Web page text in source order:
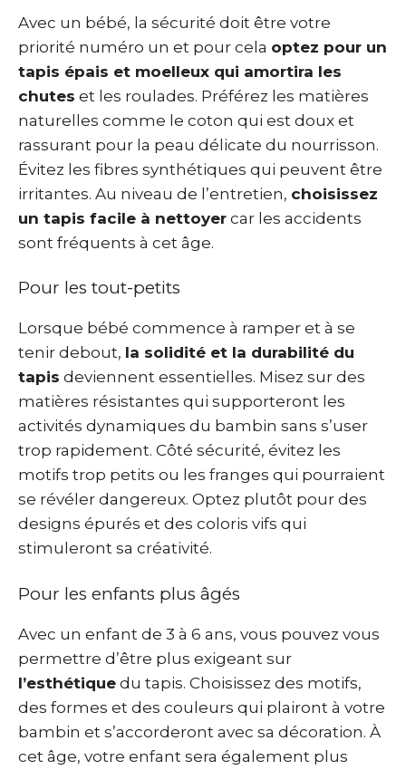
Avec un bébé, la sécurité doit être votre
priorité numéro un et pour cela optez pour un
tapis épais et moelleux qui amortira les
chutes et les roulades. Préférez les matières
naturelles comme le coton qui est doux et
rassurant pour la peau délicate du nourrisson.
Évitez les fibres synthétiques qui peuvent être
irritantes. Au niveau de l’entretien, choisissez
un tapis facile à nettoyer car les accidents
sont fréquents à cet âge.
Pour les tout-petits
Lorsque bébé commence à ramper et à se
tenir debout, la solidité et la durabilité du
tapis deviennent essentielles. Misez sur des
matières résistantes qui supporteront les
activités dynamiques du bambin sans s’user
trop rapidement. Côté sécurité, évitez les
motifs trop petits ou les franges qui pourraient
se révéler dangereux. Optez plutôt pour des
designs épurés et des coloris vifs qui
stimuleront sa créativité.
Pour les enfants plus âgés
Avec un enfant de 3 à 6 ans, vous pouvez vous
permettre d’être plus exigeant sur
l’esthétique du tapis. Choisissez des motifs,
des formes et des couleurs qui plairont à votre
bambin et s’accorderont avec sa décoration. À
cet âge, votre enfant sera également plus